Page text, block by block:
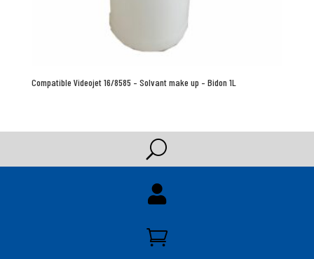
Compatible Videojet 16/8585 – Solvant make up – Bidon 1L
U

